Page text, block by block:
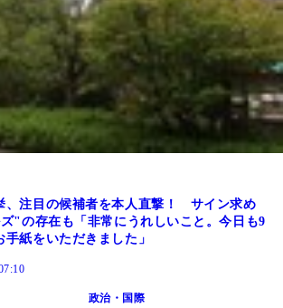
、注目の候補者を本人直撃！ サイン求め
"の存在も「非常にうれしいこと。今日も9
紙をいただきました」
政治・国際